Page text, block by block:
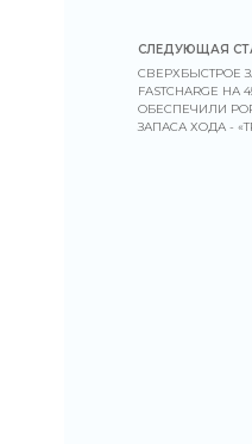
СЛЕДУЮЩАЯ
СВЕРХБЫСТРОЕ
FASTCHARGE
ОБЕСПЕЧИЛИ
ЗАПАСА ХОДА -